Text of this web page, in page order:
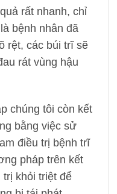
rất nhanh, chỉ
bệnh nhân đã
rệt, các búi trĩ sẽ
rát vùng hậu
chúng tôi còn kết
bằng việc sử
điều trị bệnh trĩ
pháp trên kết
trị khỏi triệt để